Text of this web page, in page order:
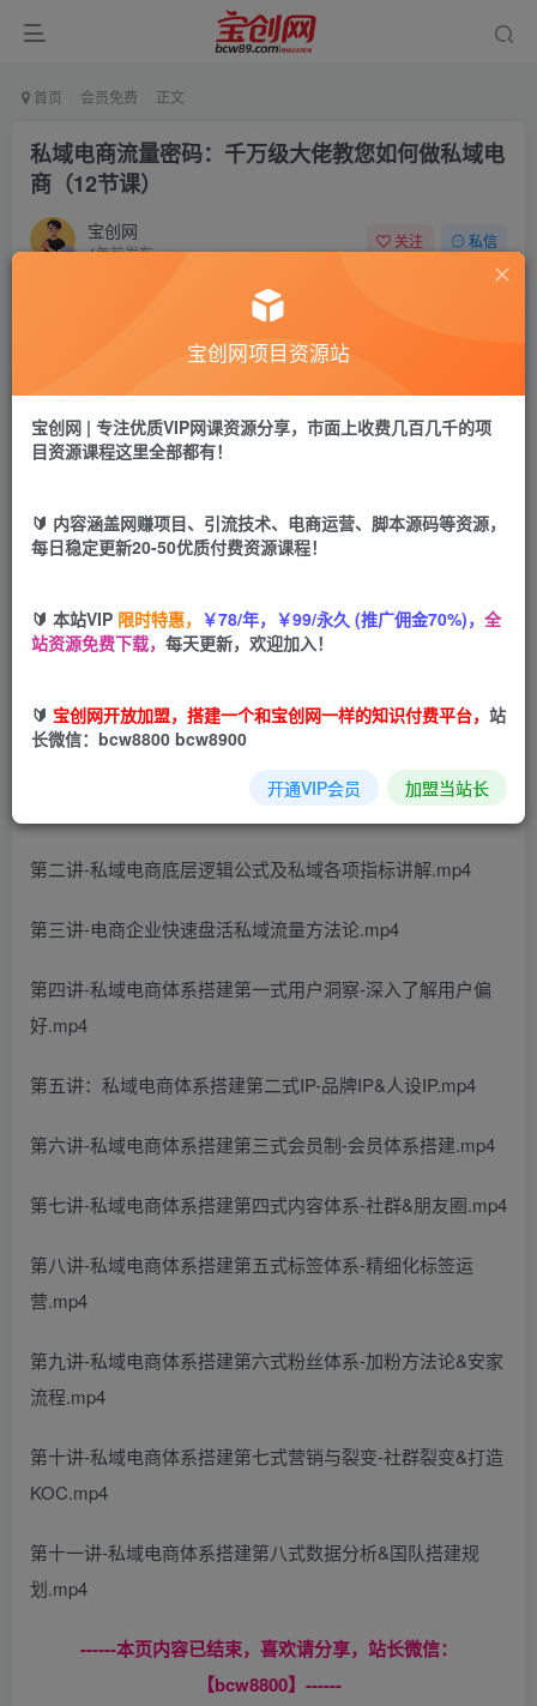
首页 会员免费 正文
私域电商流量密码：千万级大佬教您如何做私域电
商（12节课）
宝创网
4年前发布
关注 私信
宝币9.9 宝币 19.9
立即购买
前言-课程介绍.mp4
第二讲-私域电商底层逻辑公式及私域各项指标讲解.mp4
第三讲-电商企业快速盘活私域流量方法论.mp4
第四讲-私域电商体系搭建第一式用户洞察-深入了解用户偏
好.mp4
第五讲：私域电商体系搭建第二式IP-品牌IP&人设IP.mp4
第六讲-私域电商体系搭建第三式会员制-会员体系搭建.mp4
第七讲-私域电商体系搭建第四式内容体系-社群&朋友圈.mp4
第八讲-私域电商体系搭建第五式标签体系-精细化标签运
营.mp4
第九讲-私域电商体系搭建第六式粉丝体系-加粉方法论&安家
流程.mp4
第十讲-私域电商体系搭建第七式营销与裂变-社群裂变&打造
KOC.mp4
第十一讲-私域电商体系搭建第八式数据分析&国队搭建规
划.mp4
------本页内容已结束，喜欢请分享，站长微信：
【bcw8800】------
宝创网项目资源站
宝创网 | 专注优质VIP网课资源分享，市面上收费几百几千的项
目资源课程这里全部都有！
🔰 内容涵盖网赚项目、引流技术、电商运营、脚本源码等资源，
每日稳定更新20-50优质付费资源课程！
🔰 本站VIP 限时特惠， ￥78/年，￥99/永久 (推广佣金70%)， 全
站资源免费下载， 每天更新，欢迎加入！
🔰 宝创网开放加盟，搭建一个和宝创网一样的知识付费平台， 站
长微信：bcw8800 bcw8900
开通VIP会员 加盟当站长